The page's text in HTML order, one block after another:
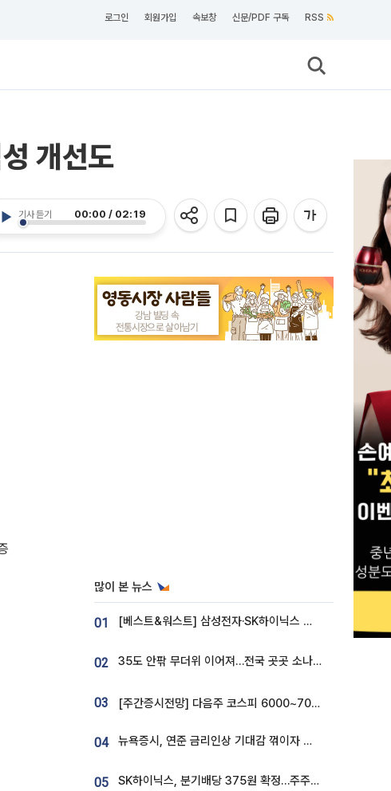
로그인 회원가입 속보창 신문/PDF 구독 RSS
개선도
기사 듣기 00:00 / 02:19
많이 본 뉴스
01 [베스트&워스트] 삼성전자·SK하이닉스 밀린 한 주…상상인증권은 85% 급등
02 35도 안팎 무더위 이어져…전국 곳곳 소나기 [오늘 날씨]
03 [주간증시전망] 다음주 코스피 6000~7000⋯“外人 수급은 정책이 변수”
04 뉴욕증시, 연준 금리인상 기대감 꺾이자 상승...S&P500 사상 최고치 [종합]
05 SK하이닉스, 분기배당 375원 확정…주주환원책 9월로 앞당겨 발표